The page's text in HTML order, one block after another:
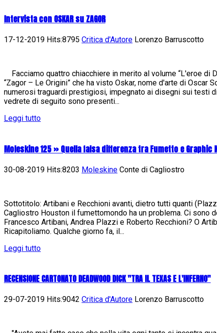
Intervista con OSKAR su ZAGOR
17-12-2019 Hits:8795 Critica d'Autore Lorenzo Barruscotto
Facciamo quattro chiacchiere in merito al volume “L'eroe di
“Zagor – Le Origini” che ha visto Oskar, nome d'arte di Oscar
numerosi traguardi prestigiosi, impegnato ai disegni sui testi
vedrete di seguito sono presenti...
Leggi tutto
Moleskine 125 » Quella falsa differenza tra Fumetto e Graphic
30-08-2019 Hits:8203 Moleskine Conte di Cagliostro
Sottotitolo: Artibani e Recchioni avanti, dietro tutti quanti
Cagliostro Houston il fumettomondo ha un problema. Ci sono
Francesco Artibani, Andrea Plazzi e Roberto Recchioni? O
Ricapitoliamo. Qualche giorno fa, il...
Leggi tutto
RECENSIONE CARTONATO DEADWOOD DICK "TRA IL TEXAS E L'INFERNO"
29-07-2019 Hits:9042 Critica d'Autore Lorenzo Barruscotto